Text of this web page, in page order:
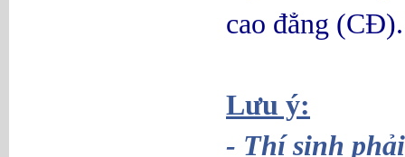
cao đẳng (CĐ).
Lưu ý:
- Thí sinh phải